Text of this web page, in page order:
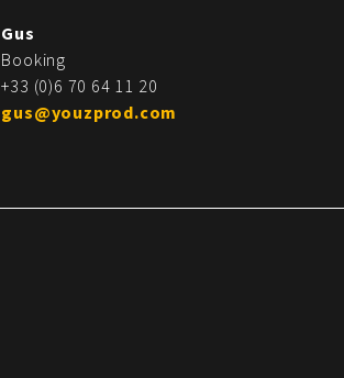
Gus
Booking
+33 (0)6 70 64 11 20
gus@youzprod.com